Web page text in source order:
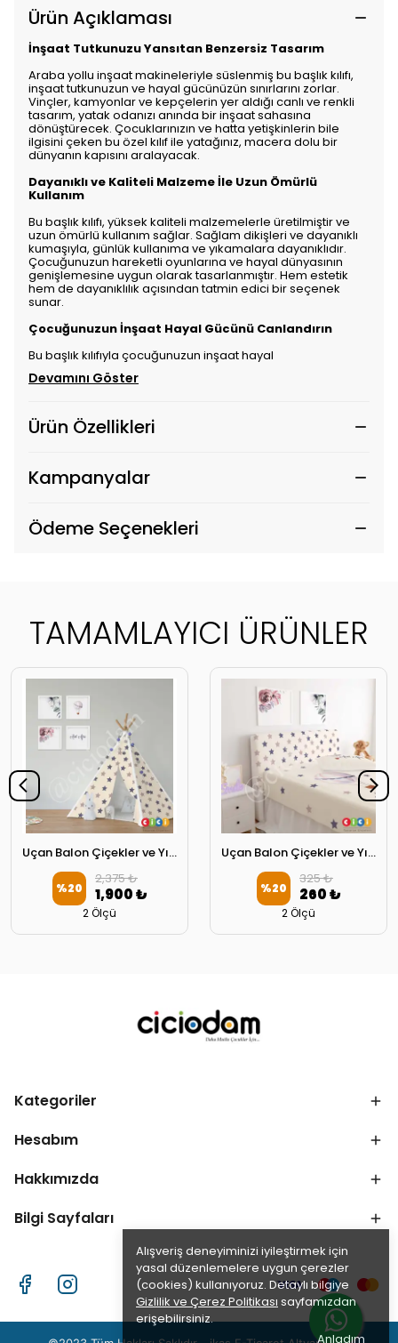
Alışveriş deneyiminizi iyileştirmek için
yasal düzenlemelere uygun çerezler
(cookies) kullanıyoruz. Detaylı bilgiye
Gizlilik ve Çerez Politikası sayfamızdan
erişebilirsiniz.
Anladım
Ürün Açıklaması
İnşaat Tutkunuzu Yansıtan Benzersiz Tasarım
Araba yollu inşaat makineleriyle süslenmiş bu başlık kılıfı,
inşaat tutkunuzun ve hayal gücünüzün sınırlarını zorlar.
Vinçler, kamyonlar ve kepçelerin yer aldığı canlı ve renkli
tasarım, yatak odanızı anında bir inşaat sahasına
dönüştürecek. Çocuklarınızın ve hatta yetişkinlerin bile
ilgisini çeken bu özel kılıf ile yatağınız, macera dolu bir
dünyanın kapısını aralayacak.
Dayanıklı ve Kaliteli Malzeme İle Uzun Ömürlü
Kullanım
Bu başlık kılıfı, yüksek kaliteli malzemelerle üretilmiştir ve
uzun ömürlü kullanım sağlar. Sağlam dikişleri ve dayanıklı
kumaşıyla, günlük kullanıma ve yıkamalara dayanıklıdır.
Çocuğunuzun hareketli oyunlarına ve hayal dünyasının
genişlemesine uygun olarak tasarlanmıştır. Hem estetik
hem de dayanıklılık açısından tatmin edici bir seçenek
sunar.
Çocuğunuzun İnşaat Hayal Gücünü Canlandırın
Bu başlık kılıfıyla çocuğunuzun inşaat hayal
Devamını Göster
Ürün Özellikleri
Kampanyalar
Ödeme Seçenekleri
TAMAMLAYICI ÜRÜNLER
Uçan Balon Çiçekler ve Yıldızlar Oyun Çadırı
%20
2,375 ₺
1,900 ₺
2 Ölçü
Uçan Balon Çiçekler ve Yıldızlar Başlık Kılıfı
%20
325 ₺
260 ₺
2 Ölçü
Kategoriler
Hesabım
Hakkımızda
Bilgi Sayfaları